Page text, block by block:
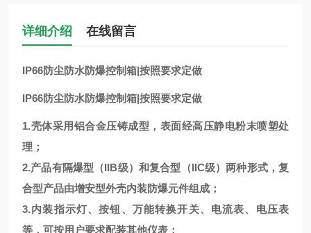
详细介绍 在线留言
IP66防尘防水防爆控制箱|按照要求定做
IP66防尘防水防爆控制箱|按照要求定做
1.壳体采用铝合金压铸成型，表面经高压静电粉末喷塑处
理；
2.产品有隔爆型（IIB级）和复合型（IIC级）两种形式，复
合型产品由增安型外壳内装防爆元件组成；
3.内装指示灯、按钮、万能转换开关、电流表、电压表
等，可按用户要求配装其他仪表；